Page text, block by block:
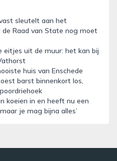
sleutelt aan het
Raad van State nog moet
eitjes uit de muur: het kan bij
huis van Enschede
barst binnenkort los,
koeien in en heeft nu een
je mag bijna alles’